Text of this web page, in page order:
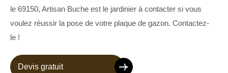
le 69150, Artisan Buche est le jardinier à contacter si vous
voulez réussir la pose de votre plaque de gazon. Contactez-
le !
Devis gratuit